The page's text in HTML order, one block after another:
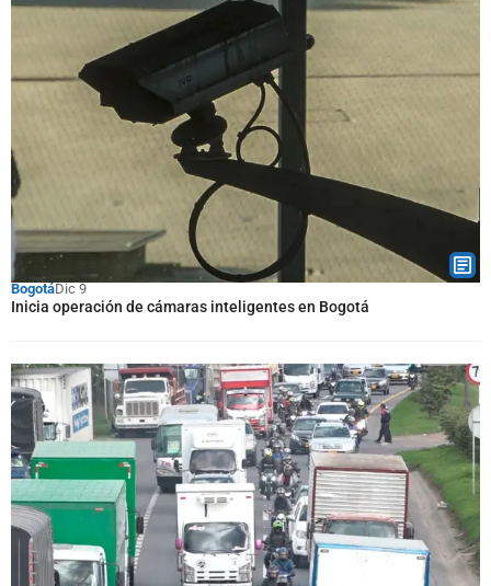
BogotáDic 9
Inicia operación de cámaras inteligentes en Bogotá